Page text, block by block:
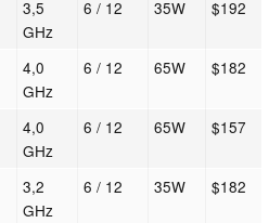
3,5
GHz
6 / 12 35W $192
4,0
GHz
6 / 12 65W $182
4,0
GHz
6 / 12 65W $157
3,2
GHz
6 / 12 35W $182